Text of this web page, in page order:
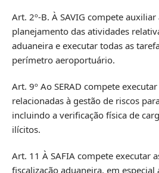
Art. 2º-B. À SAVIG compete
planejamento das atividades
aduaneira e executar todas as
perímetro aeroportuário.
Art. 9º Ao SERAD compete
relacionadas à gestão de riscos
incluindo a verificação física de
ilícitos.
Art. 11 À SAFIA compete executar
fiscalização aduaneira, em especial